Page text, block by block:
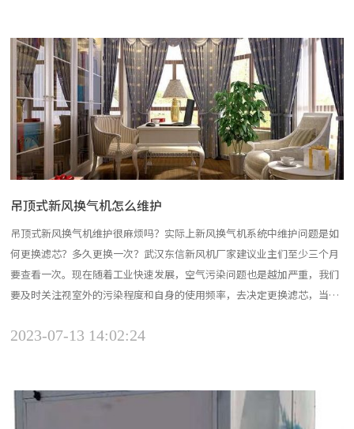
吊顶式新风换气机怎么维护
吊顶式新风换气机维护很麻烦吗？实际上新风换气机系统中维护问题是如
何更换滤芯？多久更换一次？武汉东信新风机厂家建议业主们至少三个月
要查看一次。现在随着工业快速发展，空气污染问题也是越加严重，我们
要及时关注视室外的污染程度和自身的使用频率，去决定更换滤芯，当污
为身体的健康不容一点马虎，当失去健康时，任何其他都是空。个人认
2023-07-13 14:02:24